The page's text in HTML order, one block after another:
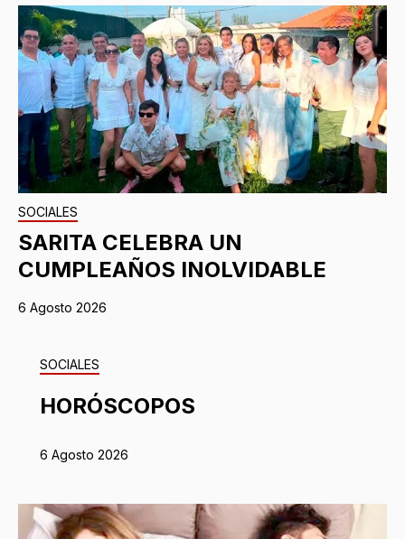
SOCIALES
SARITA CELEBRA UN
CUMPLEAÑOS INOLVIDABLE
6 Agosto 2026
SOCIALES
HORÓSCOPOS
6 Agosto 2026